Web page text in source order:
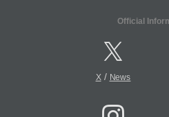
Official
X/ News